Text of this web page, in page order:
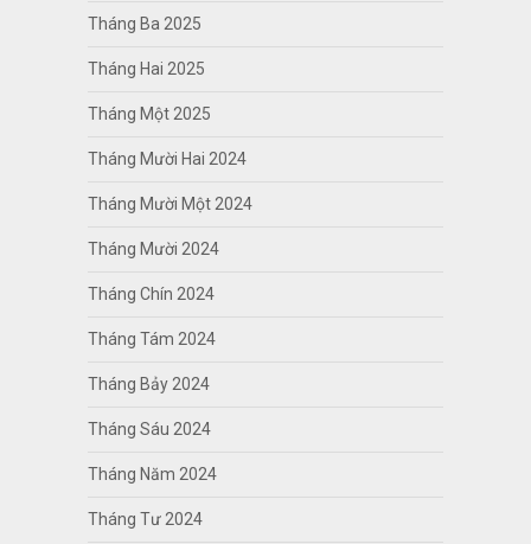
Tháng Ba 2025
Tháng Hai 2025
Tháng Một 2025
Tháng Mười Hai 2024
Tháng Mười Một 2024
Tháng Mười 2024
Tháng Chín 2024
Tháng Tám 2024
Tháng Bảy 2024
Tháng Sáu 2024
Tháng Năm 2024
Tháng Tư 2024